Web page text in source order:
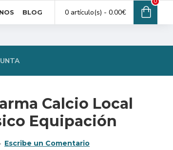
BLOG 0 artículo(s) - 0.00€
Calcio Local
Equipación
Escribe un Comentario